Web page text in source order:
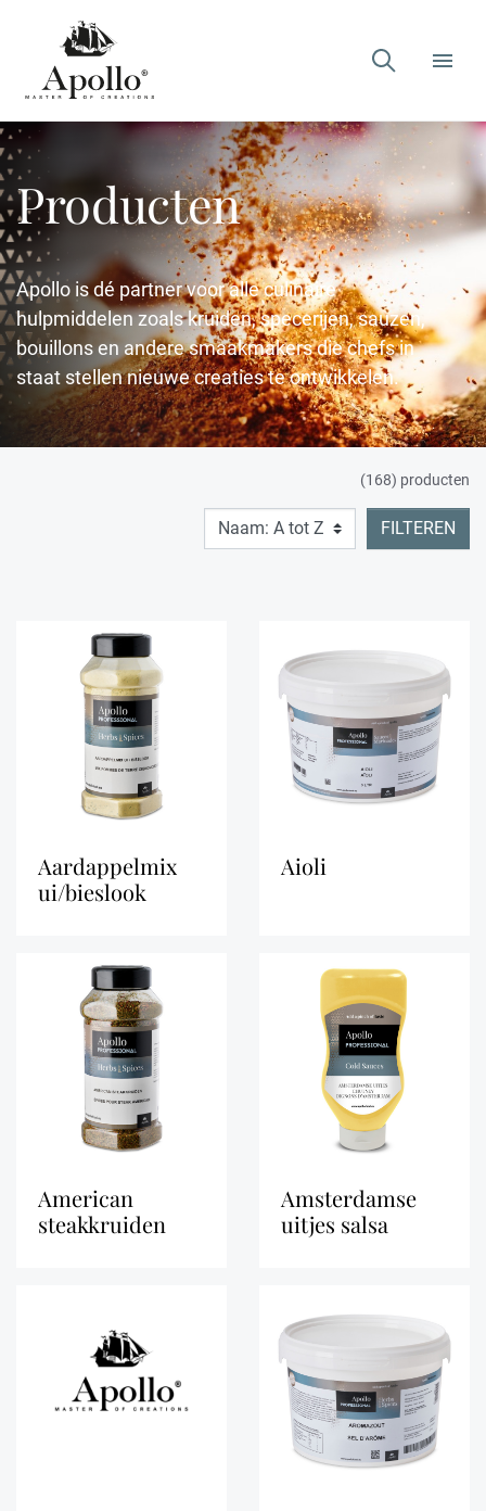

Producten
Apollo is dé partner voor alle culinaire
hulpmiddelen zoals kruiden, specerijen, sauzen,
bouillons en andere smaakmakers die chefs in
staat stellen nieuwe creaties te ontwikkelen.
(168) producten
FILTEREN
aardappelmix
ui/bieslook
aioli
american
steakkruiden
amsterdamse
uitjes salsa